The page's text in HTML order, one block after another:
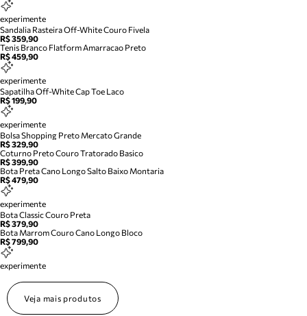
experimente
Sandalia Rasteira Off-White Couro Fivela
R$ 359,90
Tenis Branco Flatform Amarracao Preto
R$ 459,90
experimente
Sapatilha Off-White Cap Toe Laco
R$ 199,90
experimente
Bolsa Shopping Preto Mercato Grande
R$ 329,90
Coturno Preto Couro Tratorado Basico
R$ 399,90
Bota Preta Cano Longo Salto Baixo Montaria
R$ 479,90
experimente
Bota Classic Couro Preta
R$ 379,90
Bota Marrom Couro Cano Longo Bloco
R$ 799,90
experimente
Veja mais produtos